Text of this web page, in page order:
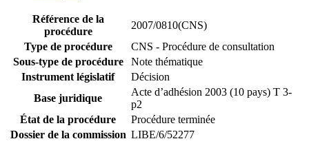
Référence de la
procédure
2007/0810(CNS)
Type de procédure
CNS - Procédure de consultation
Sous-type de procédure
Note thématique
Instrument législatif
Décision
Base juridique
Acte d’adhésion 2003 (10 pays) T 3-
p2
État de la procédure
Procédure terminée
Dossier de la commission LIBE/6/52277